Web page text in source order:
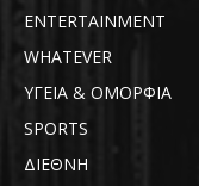
ENTERTAINMENT
WHATEVER
ΥΓΕΙΑ & ΟΜΟΡΦΙΑ
SPORTS
ΔΙΕΘΝΗ